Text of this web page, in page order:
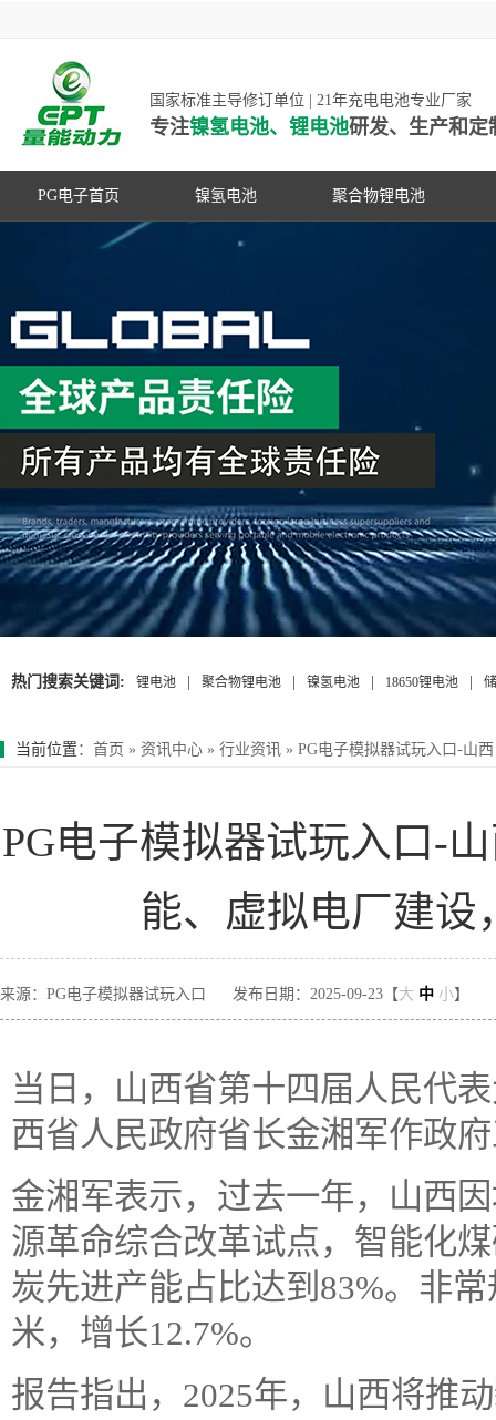
国家标准主导修订单位 | 21年充电电池专业厂家
专注镍氢电池、锂电池研发、生产和定
PG电子首页 镍氢电池 聚合物锂电池
高容量镍氢电池
超低自放电镍氢电池
动力镍氢电池
常规镍氢电池
PG游戏官网是镍氢电池国家标准主导
修订单位，并参与多项锂电池行业国
家标准的制定
热门搜索关键词: 锂电池 聚合物锂电池 镍氢电池 18650锂电池
当前位置 ： 首页 » 资讯中心 » 行业资讯 » PG电子模拟器试玩入口-山
PG电子模拟器试玩入口-
能、虚拟电厂建设
来源：PG电子模拟器试玩入口 发布日期：2025-09-23【大 中 小】
当日，山西省第十四届人民代
西省人民政府省长金湘军作政
金湘军表示，过去一年，山西
源革命综合改革试点，智能化
炭先进产能占比达到83%。非
米，增长12.7%。
报告指出，2025年，山西将推